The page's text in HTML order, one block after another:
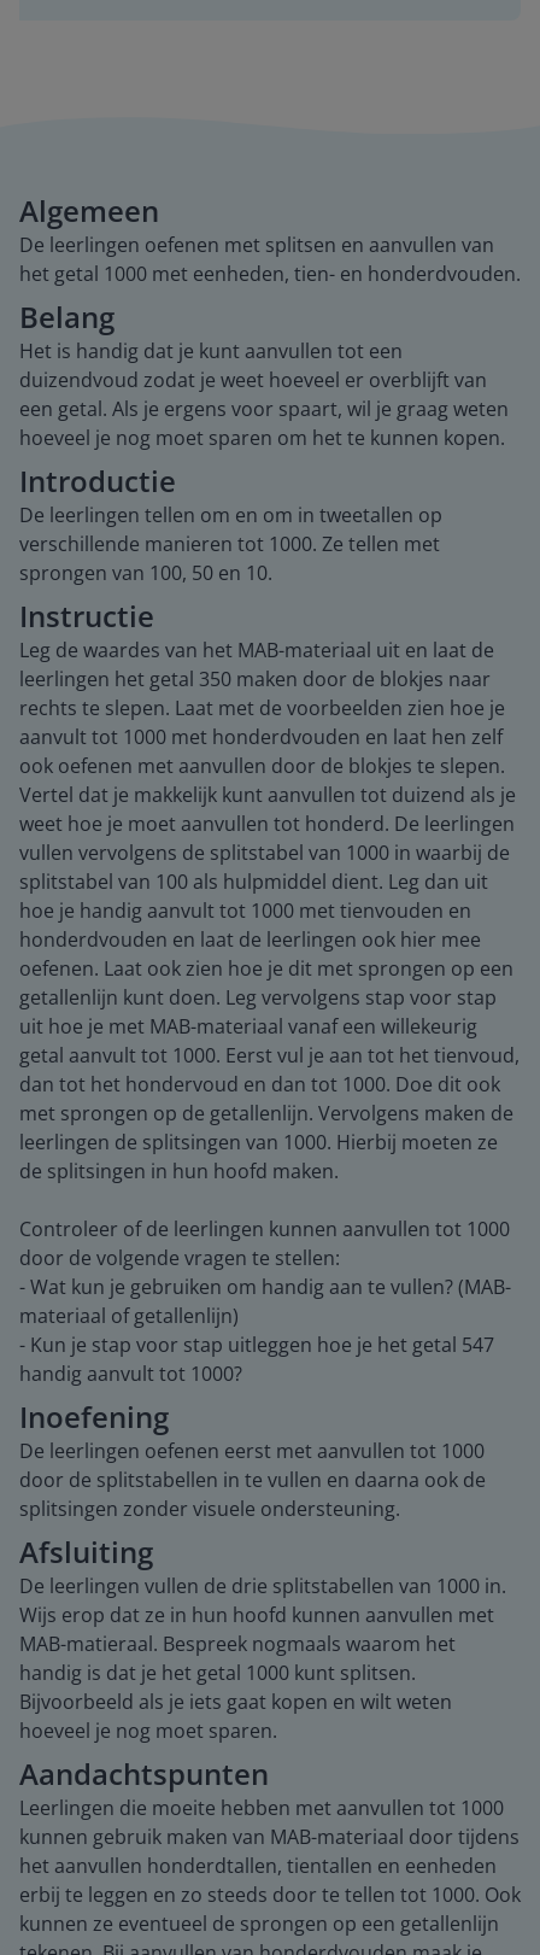
Algemeen
De leerlingen oefenen met splitsen en aanvullen van
het getal 1000 met eenheden, tien- en honderdvouden.
Belang
Het is handig dat je kunt aanvullen tot een
duizendvoud zodat je weet hoeveel er overblijft van
een getal. Als je ergens voor spaart, wil je graag weten
hoeveel je nog moet sparen om het te kunnen kopen.
Introductie
De leerlingen tellen om en om in tweetallen op
verschillende manieren tot 1000. Ze tellen met
sprongen van 100, 50 en 10.
Instructie
Leg de waardes van het MAB-materiaal uit en laat de
leerlingen het getal 350 maken door de blokjes naar
rechts te slepen. Laat met de voorbeelden zien hoe je
aanvult tot 1000 met honderdvouden en laat hen zelf
ook oefenen met aanvullen door de blokjes te slepen.
Vertel dat je makkelijk kunt aanvullen tot duizend als je
weet hoe je moet aanvullen tot honderd. De leerlingen
vullen vervolgens de splitstabel van 1000 in waarbij de
splitstabel van 100 als hulpmiddel dient. Leg dan uit
hoe je handig aanvult tot 1000 met tienvouden en
honderdvouden en laat de leerlingen ook hier mee
oefenen. Laat ook zien hoe je dit met sprongen op een
getallenlijn kunt doen. Leg vervolgens stap voor stap
uit hoe je met MAB-materiaal vanaf een willekeurig
getal aanvult tot 1000. Eerst vul je aan tot het tienvoud,
dan tot het hondervoud en dan tot 1000. Doe dit ook
met sprongen op de getallenlijn. Vervolgens maken de
leerlingen de splitsingen van 1000. Hierbij moeten ze
de splitsingen in hun hoofd maken.
Controleer of de leerlingen kunnen aanvullen tot 1000
door de volgende vragen te stellen:
- Wat kun je gebruiken om handig aan te vullen? (MAB-
materiaal of getallenlijn)
- Kun je stap voor stap uitleggen hoe je het getal 547
handig aanvult tot 1000?
Inoefening
De leerlingen oefenen eerst met aanvullen tot 1000
door de splitstabellen in te vullen en daarna ook de
splitsingen zonder visuele ondersteuning.
Afsluiting
De leerlingen vullen de drie splitstabellen van 1000 in.
Wijs erop dat ze in hun hoofd kunnen aanvullen met
MAB-matieraal. Bespreek nogmaals waarom het
handig is dat je het getal 1000 kunt splitsen.
Bijvoorbeeld als je iets gaat kopen en wilt weten
hoeveel je nog moet sparen.
Aandachtspunten
Leerlingen die moeite hebben met aanvullen tot 1000
kunnen gebruik maken van MAB-materiaal door tijdens
het aanvullen honderdtallen, tientallen en eenheden
erbij te leggen en zo steeds door te tellen tot 1000. Ook
kunnen ze eventueel de sprongen op een getallenlijn